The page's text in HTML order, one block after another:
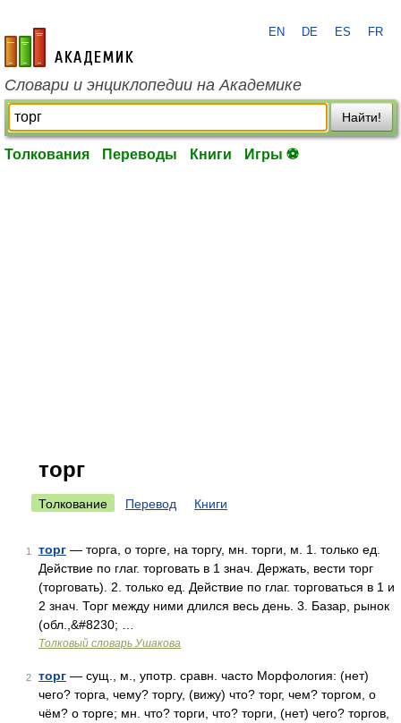
academic.ru
EN DE ES FR
Словари и энциклопедии на Академике
Найти!
Толкования Переводы Книги Игры ⚽
торг
Толкование Перевод Книги
1 торг — торга, о торге, на торгу, мн. торги, м. 1. только ед.
Действие по глаг. торговать в 1 знач. Держать, вести торг
(торговать). 2. только ед. Действие по глаг. торговаться в 1 и
2 знач. Торг между ними длился весь день. 3. Базар, рынок
(обл.,&#8230; …
Толковый словарь Ушакова
2 торг — сущ., м., употр. сравн. часто Морфология: (нет)
чего? торга, чему? торгу, (вижу) что? торг, чем? торгом, о
чём? о торге; мн. что? торги, что? торги, (нет) чего? торгов,